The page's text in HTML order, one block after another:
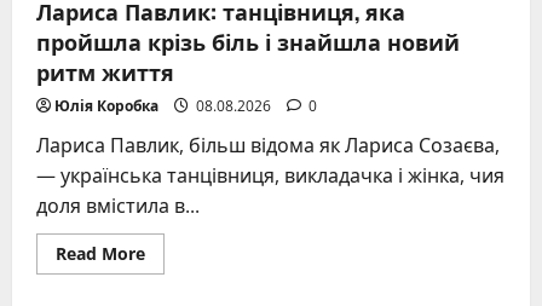
Лариса Павлик: танцівниця, яка
пройшла крізь біль і знайшла новий
ритм життя
Юлія Коробка 08.08.2026 0
Лариса Павлик, більш відома як Лариса Созаєва,
— українська танцівниця, викладачка і жінка, чия
доля вмістила в...
Read MoreRead
more